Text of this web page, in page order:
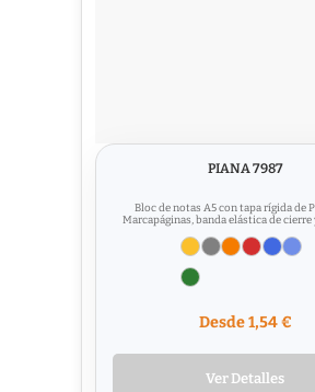
PIANA 7987
Bloc de notas A5 con tapa rígida de
Marcapáginas, banda elástica de cierre
Desde 1,54 €
Ver Detalles